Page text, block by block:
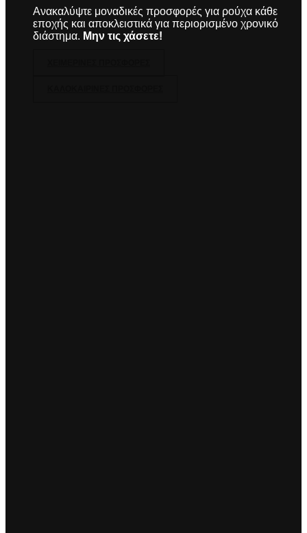
Ανακαλύψτε μοναδικές προσφορές για ρούχα κάθε
εποχής και αποκλειστικά για περιορισμένο χρονικό
διάστημα. Μην τις χάσετε!